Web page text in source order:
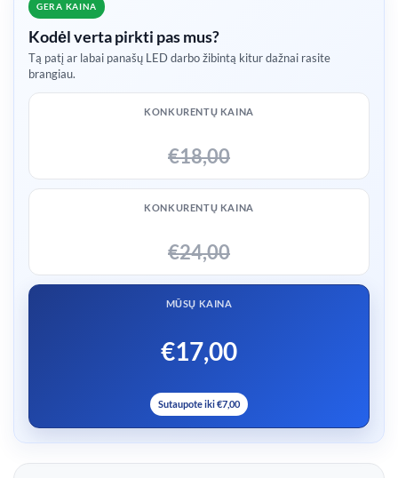
GERA KAINA
Kodėl verta pirkti pas mus?
Tą patį ar labai panašų LED darbo žibintą kitur dažnai rasite
brangiau.
KONKURENTŲ KAINA
€18,00
KONKURENTŲ KAINA
€24,00
MŪSŲ KAINA
€17,00
Sutaupote iki €7,00